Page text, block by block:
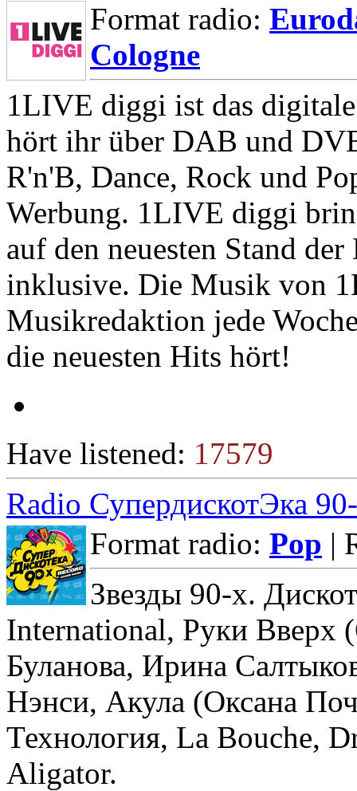
Format radio:
Cologne
1LIVE diggi ist das
hört ihr über DAB und
R'n'B, Dance, Rock und
Werbung. 1LIVE diggi
auf den neuesten Stand
inklusive. Die Musik von
Musikredaktion jede
die neuesten Hits hört!
Have listened: 17579
Radio СупердискотЭка
Format radio: Pop |
Звезды 90-х.
International, Руки Вверх
Буланова, Ирина
Нэнси, Акула (Оксана
Технология, La Bouche,
Aligator.